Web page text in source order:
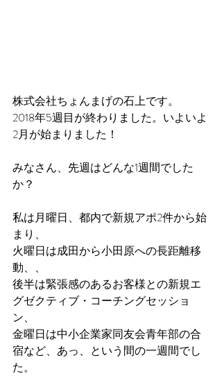
株式会社ちょんまげの石上です。
2018年5週目が終わりました。いよいよ
2月が始まりました！
みなさん、先週はどんな1週間でした
か？
私は月曜日、都内で新規アポ2件から始
まり、
火曜日は成田から小田原への長距離移
動、、
後半は緊張感のあるお客様との新規エ
グゼクティブ・コーチングセッショ
ン、
金曜日は中小企業家同友会青年部の合
宿など、あっ、という間の一週間でし
た。